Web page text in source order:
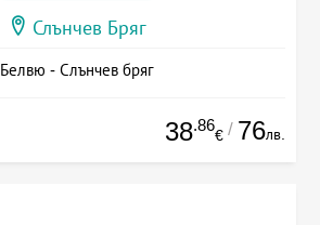
Слънчев Бряг
Белвю - Слънчев бряг
38.86
€ / 76лв.